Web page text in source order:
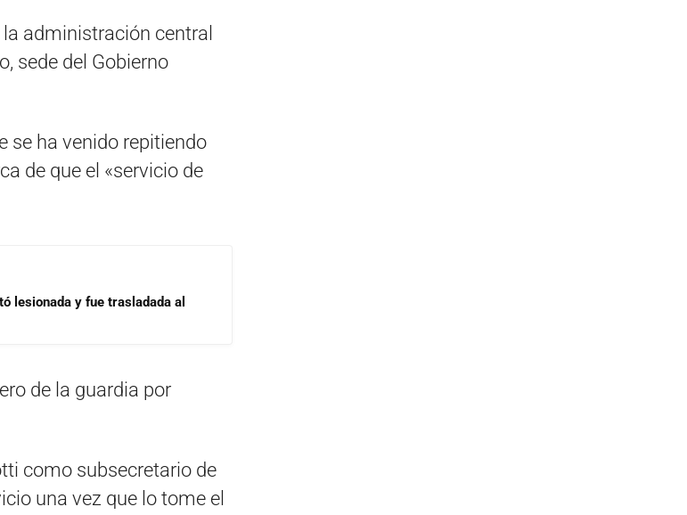
administración central
sede del Gobierno
se ha venido repitiendo
de que el «servicio de
lesionada y fue trasladada al
de la guardia por
como subsecretario de
una vez que lo tome el